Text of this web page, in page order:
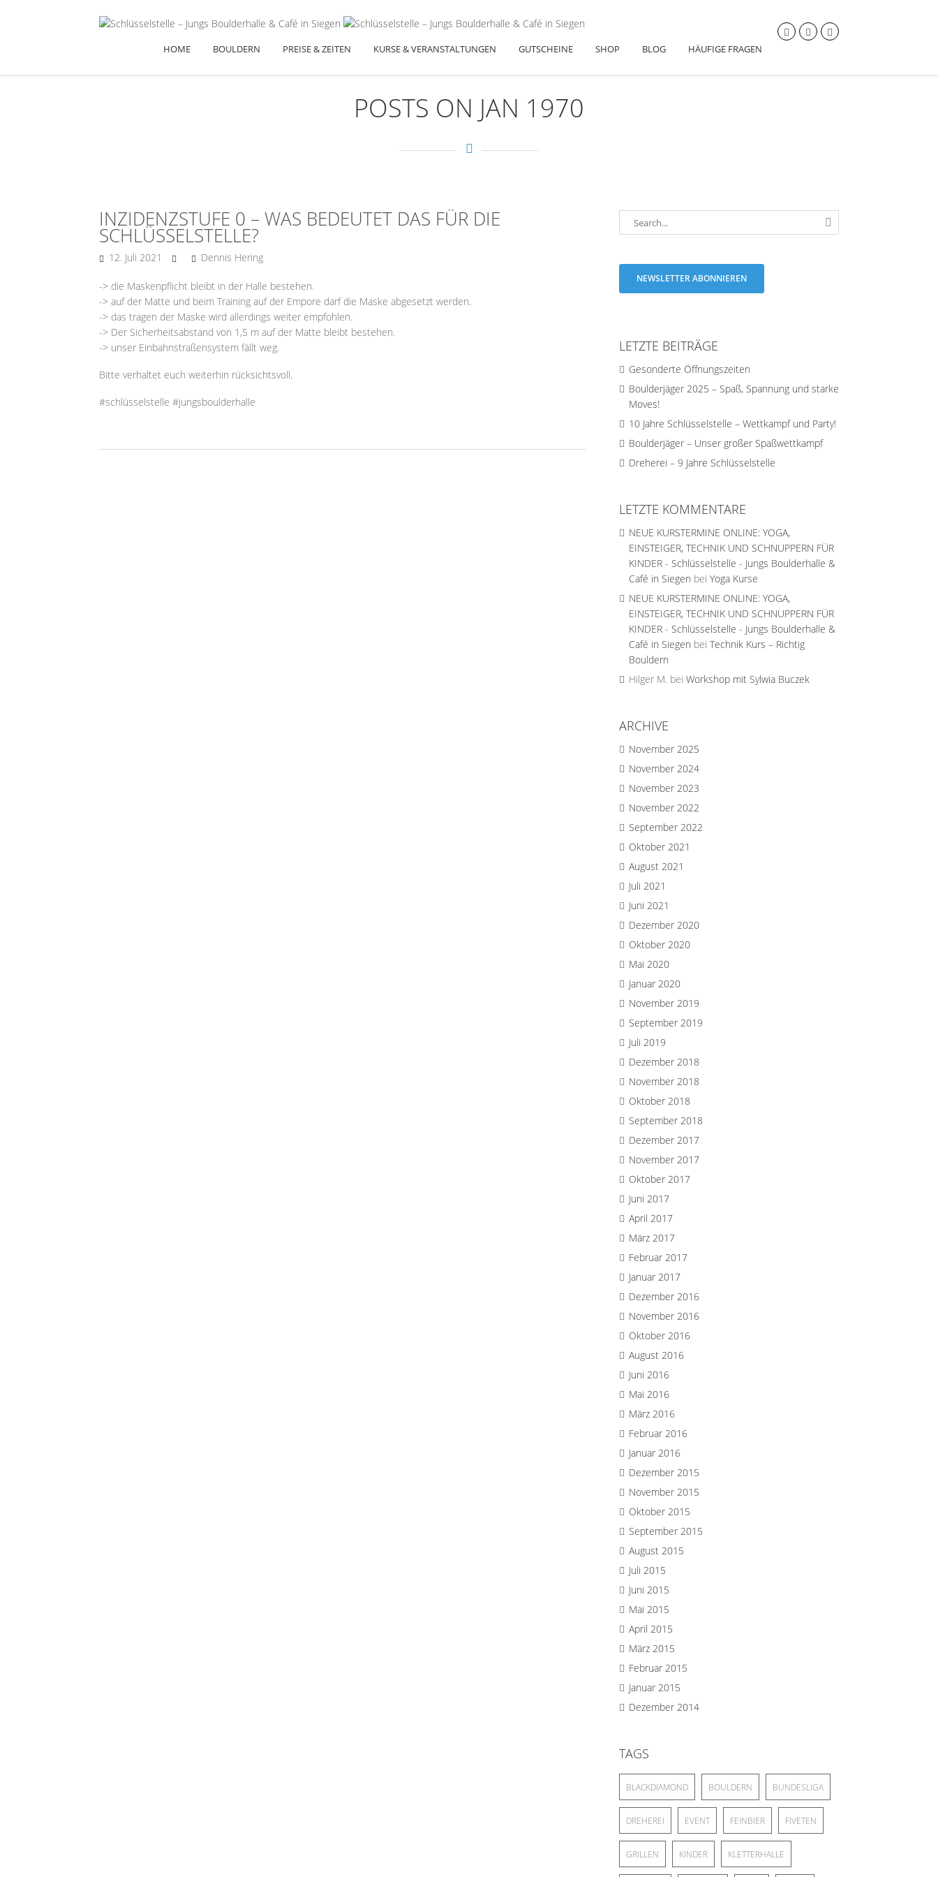
HOME BOULDERN PREISE & ZEITEN KURSE & VERANSTALTUNGEN GUTSCHEINE SHOP BLOG HÄUFIGE FRAGEN
POSTS ON JAN 1970
INZIDENZSTUFE 0 – WAS BEDEUTET DAS FÜR DIE
SCHLÜSSELSTELLE?
12. Juli 2021 Dennis Hering
-> die Maskenpflicht bleibt in der Halle bestehen.
-> auf der Matte und beim Training auf der Empore darf die Maske abgesetzt werden.
-> das tragen der Maske wird allerdings weiter empfohlen.
-> Der Sicherheitsabstand von 1,5 m auf der Matte bleibt bestehen.
-> unser Einbahnstraßensystem fällt weg.
Bitte verhaltet euch weiterhin rücksichtsvoll.
#schlüsselstelle #jungsboulderhalle
NEWSLETTER ABONNIEREN
LETZTE BEITRÄGE
Gesonderte Öffnungszeiten
Boulderjäger 2025 – Spaß, Spannung und starke
Moves!
10 Jahre Schlüsselstelle – Wettkampf und Party!
Boulderjäger – Unser großer Spaßwettkampf
Dreherei – 9 Jahre Schlüsselstelle
LETZTE KOMMENTARE
NEUE KURSTERMINE ONLINE: YOGA,
EINSTEIGER, TECHNIK UND SCHNUPPERN FÜR
KINDER - Schlüsselstelle - Jungs Boulderhalle &
Café in Siegen bei Yoga Kurse
NEUE KURSTERMINE ONLINE: YOGA,
EINSTEIGER, TECHNIK UND SCHNUPPERN FÜR
KINDER - Schlüsselstelle - Jungs Boulderhalle &
Café in Siegen bei Technik Kurs – Richtig
Bouldern
Hilger M. bei Workshop mit Sylwia Buczek
ARCHIVE
November 2025
November 2024
November 2023
November 2022
September 2022
Oktober 2021
August 2021
Juli 2021
Juni 2021
Dezember 2020
Oktober 2020
Mai 2020
Januar 2020
November 2019
September 2019
Juli 2019
Dezember 2018
November 2018
Oktober 2018
September 2018
Dezember 2017
November 2017
Oktober 2017
Juni 2017
April 2017
März 2017
Februar 2017
Januar 2017
Dezember 2016
November 2016
Oktober 2016
August 2016
Juni 2016
Mai 2016
März 2016
Februar 2016
Januar 2016
Dezember 2015
November 2015
Oktober 2015
September 2015
August 2015
Juli 2015
Juni 2015
Mai 2015
April 2015
März 2015
Februar 2015
Januar 2015
Dezember 2014
TAGS
BLACKDIAMOND BOULDERN BUNDESLIGA
DREHEREI EVENT FEINBIER FIVETEN
GRILLEN KINDER KLETTERHALLE